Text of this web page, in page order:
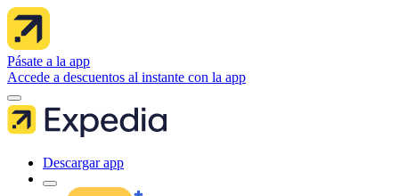
Pásate a la app
Accede a descuentos al instante con la app
Descargar app